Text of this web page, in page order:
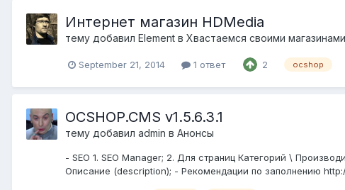
Интернет магазин HDMedia
тему добавил Element в Хвастаемся своими магазинами
September 21, 2014 1 ответ 2 ocshop
OCSHOP.CMS v1.5.6.3.1
тему добавил admin в Анонсы
- SEO 1. SEO Manager; 2. Для страниц Категорий \
Описание (description); - Рекомендации по заполнению